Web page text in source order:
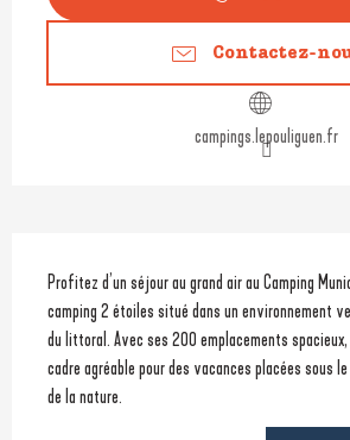
Contactez-
campings.lepouliguen.fr
Description
Profitez d’un séjour au grand air au Camping
camping 2 étoiles situé dans un environnement
du littoral. Avec ses 200 emplacements
cadre agréable pour des vacances placées sous
de la nature.